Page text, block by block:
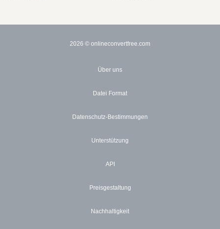
2026 © onlineconvertfree.com
Über uns
Datei Format
Datenschutz-Bestimmungen
Unterstützung
API
Preisgestaltung
Nachhaltigkeit